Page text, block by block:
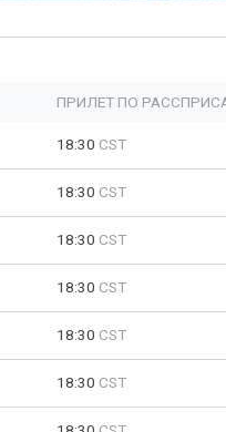
ПРИЛЕТ ПО
18:30 CST
18:30 CST
18:30 CST
18:30 CST
18:30 CST
18:30 CST